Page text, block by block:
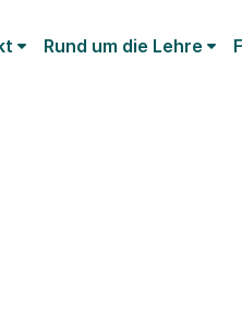
Rund um die Lehre